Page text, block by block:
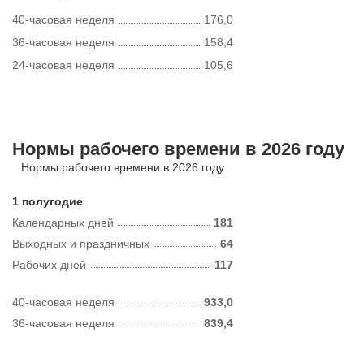
40-часовая неделя
176,0
36-часовая неделя
158,4
24-часовая неделя
105,6
Нормы рабочего времени в 2026 году
Нормы рабочего времени в 2026 году
1 полугодие
Календарных дней
181
Рабочих дней 117
Выходных и праздничных 64
40-часовая неделя
933,0
36-часовая неделя
839,4